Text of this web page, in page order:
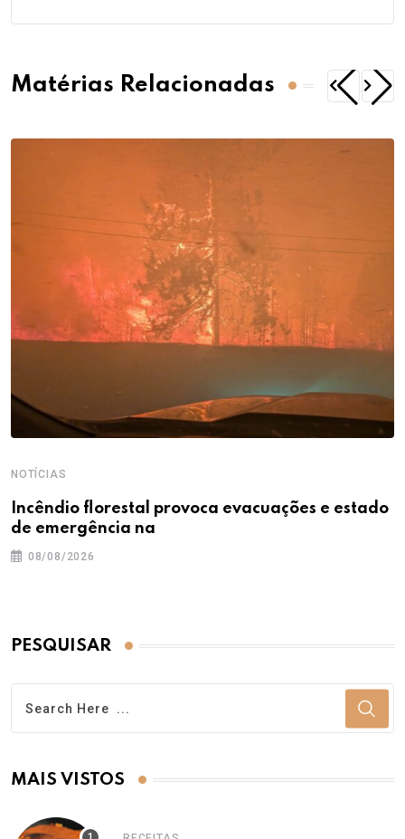
Matérias Relacionadas
NOTÍCIAS
Incêndio florestal provoca evacuações e estado
de emergência na
08/08/2026
PESQUISAR
MAIS VISTOS